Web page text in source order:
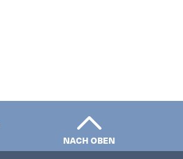
NACH OBEN